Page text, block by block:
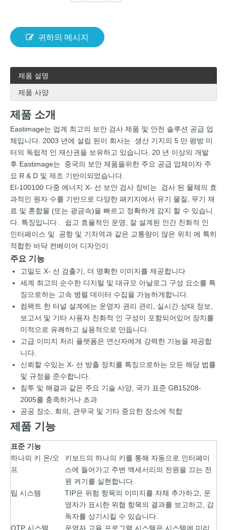
귀하의 메시지
제품 설명
제품 사양
제품 소개
Eastimage는 업계 최고의 보안 검사 제품 및 안전 솔루션 공급 업
체입니다. 2003 년에 설립 된이 회사는 생산 기지의 5 만 평방 미
터의 독립적 인 재산권을 보유하고 있습니다. 20 년 이상의 개발
후 Eastimage는 중국의 보안 제품을위한 주요 공급 업체이자 주
요 R & D 및 제조 기반이되었습니다.
EI-100100 다중 에너지 X- 선 보안 검사 장비는 검사 된 물체의 효
과적인 원자 수를 기반으로 다양한 패키지에서 유기 물질, 무기 재
료 및 혼합물 (또는 광금속)을 빠르고 정확하게 감지 할 수 있습니
다. 특징입니다 . 쉽고 효율적인 운영, 잘 설계된 인간 친화적 인
인터페이스 및 공항 및 기차역과 같은 교통량이 많은 위치 에 특히
적합한 바닥 컨베이어 디자인이
주요 기능
고밀도 X- 선 검출기, 더 명확한 이미지를 제공합니다
세계 최고의 순수한 디지털 및 대규모 아날로그 구성 요소를 특
징으로하는 고속 병렬 데이터 수집을 가능하게합니다.
컴팩트 한 터널 설계에는 운영자 권리 관리, 실시간 상태 정보,
보고서 및 기타 사용자 친화적 인 구성이 포함되어있어 장치를
미적으로 유쾌하고 실용적으로 만듭니다.
고급 이미지 처리 플랫폼은 연산자에게 강력한 기능을 제공합
니다.
신뢰할 수있는 X- 선 방출 장치를 특징으로하는 모든 해당 법률
및 규정을 준수합니다.
침투 및 해결과 같은 주요 기술 사양, 국가 표준 GB15208-
2005를 충족하거나 초과
공공 장소, 회의, 관무국 및 기타 중요한 장소에 적합
제품 기능
표준 기능
하나의 키 온/오
프
키보드의 하나의 키를 통해 자동으로 인터페이
스에 들어가고 주변 액세서리의 전원을 끄는 전
원 켜기를 실현합니다.
팁 시스템
TIP은 위험 항목의 이미지를 자체 추가하고, 운
영자가 표시한 위협 항목의 결과를 보고하고, 감
독자를 상기시킬 수 있습니다.
OTP 시스템
운영자 교육 프로그램 시스템은 시스템에 미리